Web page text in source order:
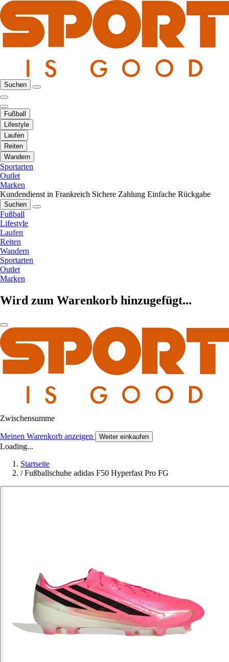
Suchen
Fußball
Lifestyle
Laufen
Reiten
Wandern
Sportarten
Outlet
Marken
Kundendienst in Frankreich Sichere Zahlung Einfache Rückgabe
Suchen
Fußball
Lifestyle
Laufen
Reiten
Wandern
Sportarten
Outlet
Marken
Wird zum Warenkorb hinzugefügt...
Zwischensumme
Meinen Warenkorb anzeigen Weiter einkaufen
Loading...
Startseite
/ Fußballschuhe adidas F50 Hyperfast Pro FG